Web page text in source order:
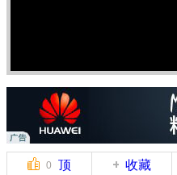
0 顶 收藏